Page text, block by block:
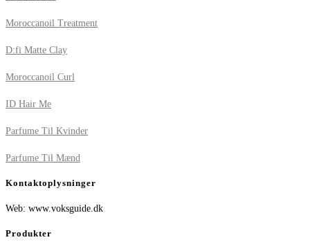
Moroccanoil Treatment
D:fi Matte Clay
Moroccanoil Curl
ID Hair Me
Parfume Til Kvinder
Parfume Til Mænd
Kontaktoplysninger
Web: www.voksguide.dk
Produkter